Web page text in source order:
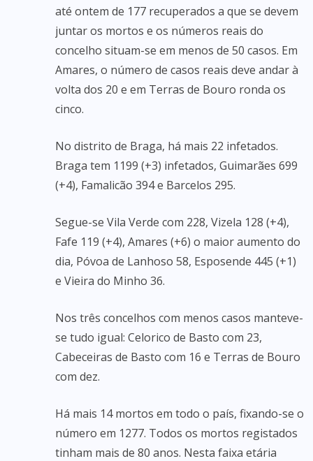
até ontem de 177 recuperados a que se devem
juntar os mortos e os números reais do
concelho situam-se em menos de 50 casos. Em
Amares, o número de casos reais deve andar à
volta dos 20 e em Terras de Bouro ronda os
cinco.
No distrito de Braga, há mais 22 infetados.
Braga tem 1199 (+3) infetados, Guimarães 699
(+4), Famalicão 394 e Barcelos 295.
Segue-se Vila Verde com 228, Vizela 128 (+4),
Fafe 119 (+4), Amares (+6) o maior aumento do
dia, Póvoa de Lanhoso 58, Esposende 445 (+1)
e Vieira do Minho 36.
Nos três concelhos com menos casos manteve-
se tudo igual: Celorico de Basto com 23,
Cabeceiras de Basto com 16 e Terras de Bouro
com dez.
Há mais 14 mortos em todo o país, fixando-se o
número em 1277. Todos os mortos registados
tinham mais de 80 anos. Nesta faixa etária